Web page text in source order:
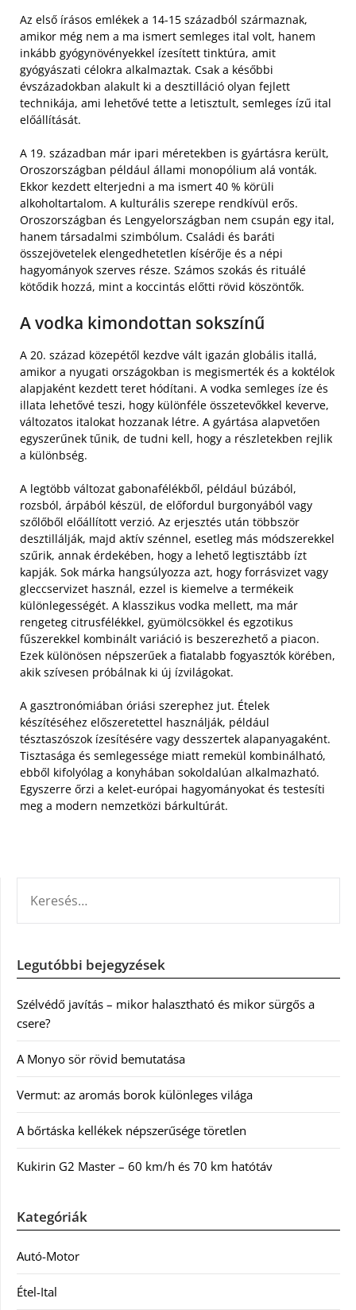
Az első írásos emlékek a 14-15 századból származnak,
amikor még nem a ma ismert semleges ital volt, hanem
inkább gyógynövényekkel ízesített tinktúra, amit
gyógyászati célokra alkalmaztak. Csak a későbbi
évszázadokban alakult ki a desztilláció olyan fejlett
technikája, ami lehetővé tette a letisztult, semleges ízű ital
előállítását.
A 19. században már ipari méretekben is gyártásra került,
Oroszországban például állami monopólium alá vonták.
Ekkor kezdett elterjedni a ma ismert 40 % körüli
alkoholtartalom. A kulturális szerepe rendkívül erős.
Oroszországban és Lengyelországban nem csupán egy ital,
hanem társadalmi szimbólum. Családi és baráti
összejövetelek elengedhetetlen kísérője és a népi
hagyományok szerves része. Számos szokás és rituálé
kötődik hozzá, mint a koccintás előtti rövid köszöntők.
A vodka kimondottan sokszínű
A 20. század közepétől kezdve vált igazán globális itallá,
amikor a nyugati országokban is megismerték és a koktélok
alapjaként kezdett teret hódítani. A vodka semleges íze és
illata lehetővé teszi, hogy különféle összetevőkkel keverve,
változatos italokat hozzanak létre. A gyártása alapvetően
egyszerűnek tűnik, de tudni kell, hogy a részletekben rejlik
a különbség.
A legtöbb változat gabonafélékből, például búzából,
rozsból, árpából készül, de előfordul burgonyából vagy
szőlőből előállított verzió. Az erjesztés után többször
desztillálják, majd aktív szénnel, esetleg más módszerekkel
szűrik, annak érdekében, hogy a lehető legtisztább ízt
kapják. Sok márka hangsúlyozza azt, hogy forrásvizet vagy
gleccservizet használ, ezzel is kiemelve a termékeik
különlegességét. A klasszikus vodka mellett, ma már
rengeteg citrusfélékkel, gyümölcsökkel és egzotikus
fűszerekkel kombinált variáció is beszerezhető a piacon.
Ezek különösen népszerűek a fiatalabb fogyasztók körében,
akik szívesen próbálnak ki új ízvilágokat.
A gasztronómiában óriási szerephez jut. Ételek
készítéséhez előszeretettel használják, például
tésztaszószok ízesítésére vagy desszertek alapanyagaként.
Tisztasága és semlegessége miatt remekül kombinálható,
ebből kifolyólag a konyhában sokoldalúan alkalmazható.
Egyszerre őrzi a kelet-európai hagyományokat és testesíti
meg a modern nemzetközi bárkultúrát.
Legutóbbi bejegyzések
Szélvédő javítás – mikor halasztható és mikor sürgős a
csere?
A Monyo sör rövid bemutatása
Vermut: az aromás borok különleges világa
A bőrtáska kellékek népszerűsége töretlen
Kukirin G2 Master – 60 km/h és 70 km hatótáv
Kategóriák
Autó-Motor
Étel-Ital